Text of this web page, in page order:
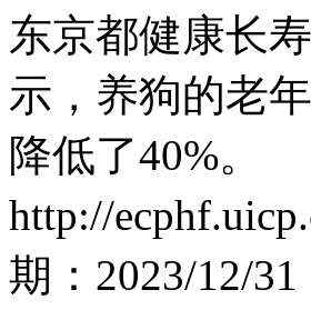
东京都健康长
示，养狗的老
降低了40%。
http://
期： 2023/12/31